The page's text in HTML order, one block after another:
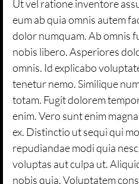
Ut vel ratione inventore
eum ab quia omnis autem
dolor numquam. Ab omnis
nobis libero. Asperiores
omnis. Id explicabo
tenetur nemo. Similique
totam. Fugit dolorem
enim. Vero sunt enim
ex. Distinctio ut sequi qui
repudiandae modi quia
voluptas aut culpa ut.
nobis quia. Voluptatem